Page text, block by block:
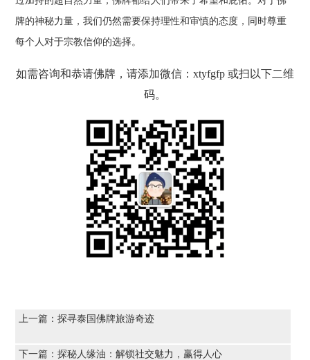
牌的神秘力量，我们仍然需要保持理性和审慎的态度，同时尊重
每个人对于宗教信仰的选择。
如需咨询和恭请佛牌，请添加微信：xtyfgfp 或扫以下二维
码。
上一篇：探寻泰国佛牌旅游奇迹
下一篇：探秘人缘油：解锁社交魅力，赢得人心